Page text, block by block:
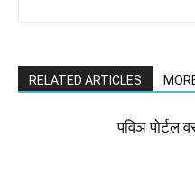
RELATED ARTICLES
पविञ पोर्टल